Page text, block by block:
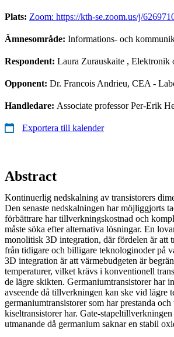
Plats: Zoom: https://kth-se.zoom.us/j/
Ämnesområde: Informations- och
Respondent: Laura Zurauskaite , Elektronik
Opponent: Dr. Francois Andrieu, CEA -
Handledare: Associate professor Per-Erik
Exportera till kalender
Abstract
Kontinuerlig nedskalning av transistorers
Den senaste nedskalningen har möjliggjorts
förbättrare har tillverkningskostnad och
måste söka efter alternativa lösningar. En
monolitisk 3D integration, där fördelen är att
från tidigare och billigare teknologinoder på
3D integration är att värmebudgeten är
temperaturer, vilket krävs i konventionell
de lägre skikten. Germaniumtransistorer har
avseende då tillverkningen kan ske vid lägre
germaniumtransistorer som har prestanda
kiseltransistorer har. Gate-
utmanande då germanium saknar en stabil